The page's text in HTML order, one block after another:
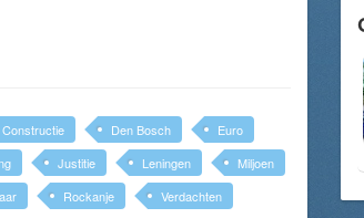
Constructie Den Bosch
Euro
Justitie Leningen
Miljoen
Rockanje
Verdachten